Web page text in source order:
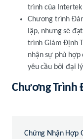
trình của
Chương trình
lập, nhưng sẽ
trình Giám Định
nhận sự phù
yêu cầu bởi đại lý
Chương Trình
Chứng Nhận Hợp